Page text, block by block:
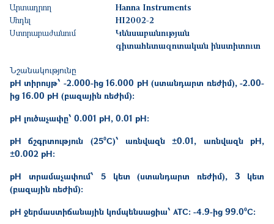
Արտադրող
Hanna Instruments
Մոդել
HI2002-2
Ստորաբաժանում
Կենսաբանության
գիտահետազոտական ինստիտուտ
Նշանակությունը
pH տիրույթ՝ -2.000-ից 16.000 pH (ստանդարտ ռեժիմ), -2.00-
ից 16.00 pH (բազային ռեժիմ)։
pH լուծաչափը՝ 0.001 pH, 0.01 pH։
pHճշգրտություն (25ºC)՝ առնվազն ±0.01, առնվազն pH,
±0.002 pH։
pH տրամաչափում՝ 5 կետ (ստանդարտ ռեժիմ), 3 կետ
(բազային ռեժիմ)։
pH ջերմաստիճանային կոմպենսացիա՝ ATC: -4.9-ից 99.0ºC։